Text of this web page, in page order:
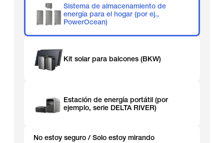
Sistema de almacenamiento de
energía para el hogar (por ej.,
PowerOcean)
Kit solar para balcones (BKW)
Estación de energía portátil (por
ejemplo, serie DELTA RIVER)
No estoy seguro / Solo estoy mirando